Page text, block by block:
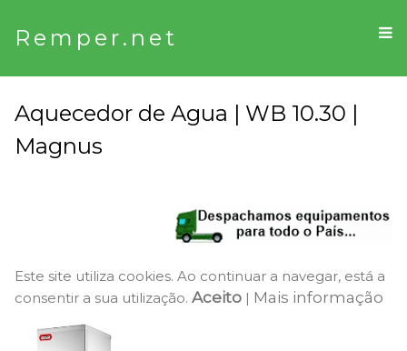
Remper.net
Aquecedor de Agua | WB 10.30 |
Magnus
Este site utiliza cookies. Ao continuar a navegar, está a
consentir a sua utilização. Aceito | Mais informação